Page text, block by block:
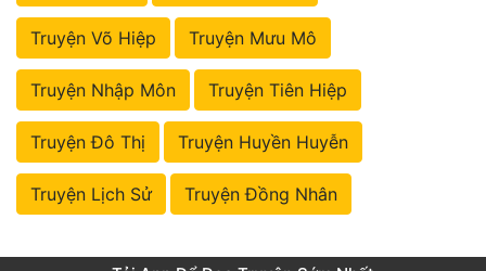
Truyện Võ Hiệp Truyện Mưu Mô
Truyện Nhập Môn Truyện Tiên Hiệp
Truyện Đô Thị Truyện Huyền Huyễn
Truyện Lịch Sử Truyện Đồng Nhân